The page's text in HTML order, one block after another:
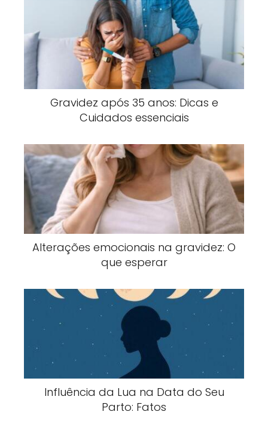
Gravidez após 35 anos: Dicas e
Cuidados essenciais
Alterações emocionais na gravidez: O
que esperar
Influência da Lua na Data do Seu
Parto: Fatos